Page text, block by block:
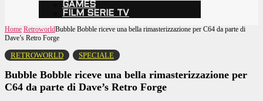
GAMES
FILM SERIE TV
Home RetroworldBubble Bobble riceve una bella rimasterizzazione per C64 da parte di
Dave’s Retro Forge
RETROWORLD SPECIALE
Bubble Bobble riceve una bella rimasterizzazione per
C64 da parte di Dave’s Retro Forge